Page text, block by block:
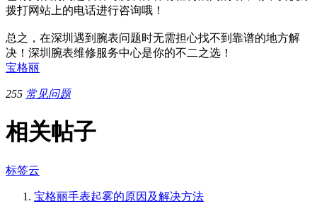
拨打网站上的电话进行咨询哦！
总之，在深圳遇到腕表问题时无需担心找不到靠谱的地方解
决！深圳腕表维修服务中心是你的不二之选！
宝格丽
255 常见问题
相关帖子
标签云
宝格丽手表起雾的原因及解决方法